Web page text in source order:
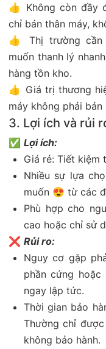
👍 Không còn đầy
chỉ bán thân máy,
👍 Thị trường cần
muốn thanh lý
hàng tồn kho.
👍 Giá trị thương
máy không phải
3. Lợi ích và rủi
✅ Lợi ích:
Giá rẻ: Tiết kiệm
Nhiều sự lựa
muốn 😍 từ các
Phù hợp cho
cao hoặc chỉ sử
❌ Rủi ro:
Nguy cơ gặp
phần cứng hoặc
ngay lập tức.
Thời gian bảo
Thường chỉ
không bảo hành.